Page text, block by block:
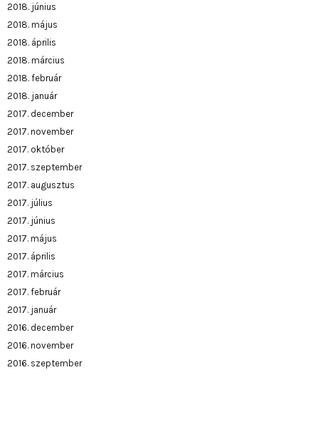
2018. június
2018. május
2018. április
2018. március
2018. február
2018. január
2017. december
2017. november
2017. október
2017. szeptember
2017. augusztus
2017. július
2017. június
2017. május
2017. április
2017. március
2017. február
2017. január
2016. december
2016. november
2016. szeptember